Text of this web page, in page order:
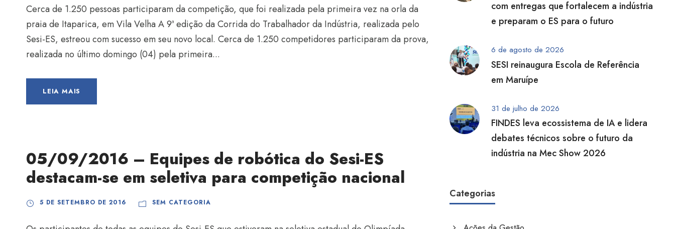
Cerca de 1.250 pessoas participaram da competição, que foi realizada pela primeira vez na orla da
praia de Itaparica, em Vila Velha A 9ª edição da Corrida do Trabalhador da Indústria, realizada pelo
Sesi-ES, estreou com sucesso em seu novo local. Cerca de 1.250 competidores participaram da prova,
realizada no último domingo (04) pela primeira...
LEIA MAIS
05/09/2016 – Equipes de robótica do Sesi-ES
destacam-se em seletiva para competição nacional
5 DE SETEMBRO DE 2016 SEM CATEGORIA
com entregas que fortalecem a indústria
e preparam o ES para o futuro
6 de agosto de 2026
SESI reinaugura Escola de Referência
em Maruípe
31 de julho de 2026
FINDES leva ecossistema de IA e lidera
debates técnicos sobre o futuro da
indústria na Mec Show 2026
Categorias